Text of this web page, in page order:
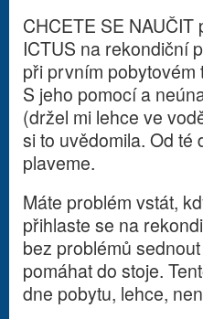
CHCETE SE
ICTUS na rekondiční
při prvním
S jeho pomocí a
(držel mi lehce ve
si to uvědomila. Od
plaveme.
Máte problém vstát,
přihlaste se na
bez problémů
pomáhat do stoje.
dne pobytu, lehce,